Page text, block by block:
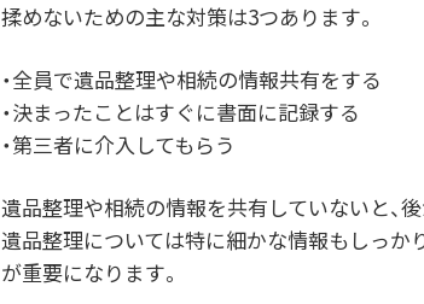
揉めないための主な対策は3つあります。
・全員で遺品整理や相続の情報共有をする
・決まったことはすぐに書面に記録する
・第三者に介入してもらう
遺品整理や相続の情報を共有していないと、後
遺品整理については特に細かな情報もしっか
が重要になります。